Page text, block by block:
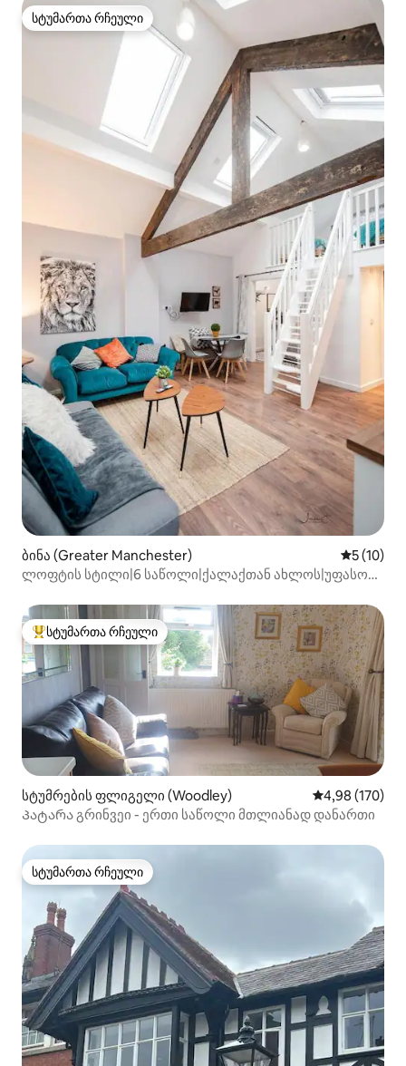
სტუმართა რჩეული
სტუმართა რჩეული
ბინა (Greater Manchester) საშუალო
5 (10)
ლოფტის სტილი|6 საწოლი|ქალაქთან ახლოს|უფასო
სტუმართა რჩეული მოწინავე ვარიანტი
სტუმართა რჩეული
სტუმრების ფლიგელი (Woodley) საშუალო
4,98 (170)
Პატარა გრინვეი - ერთი საწოლი მთლიანად დანართი
სტუმართა რჩეული
სტუმართა რჩეული